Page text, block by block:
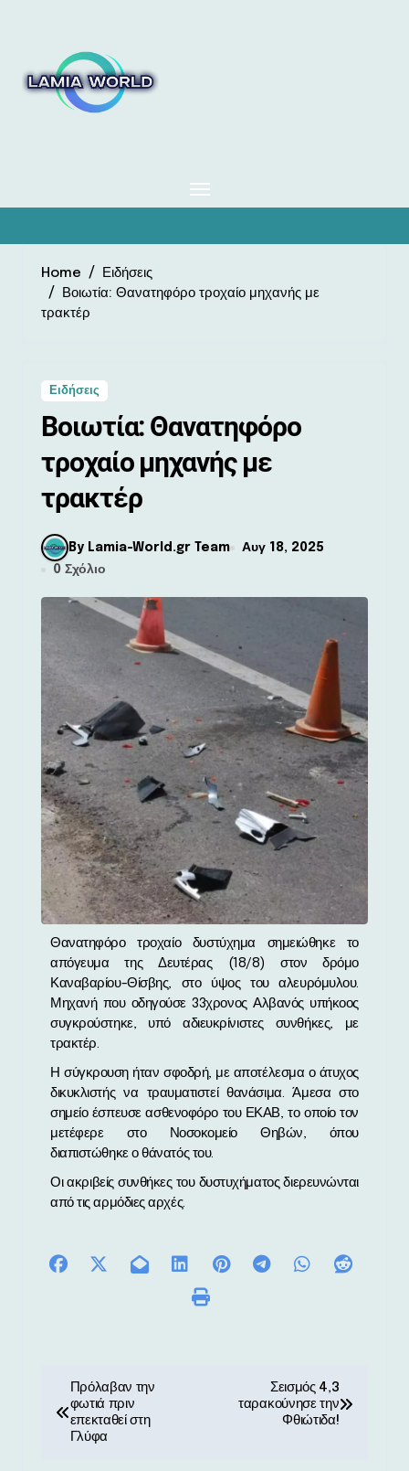
Home
Ειδήσεις
Βοιωτία: Θανατηφόρο τροχαίο μηχανής με
τρακτέρ
Ειδήσεις
Βοιωτία: Θανατηφόρο
τροχαίο μηχανής με
τρακτέρ
By Lamia-World.gr Team
Αυγ 18, 2025
0 Σχόλιο
Θανατηφόρο τροχαίο δυστύχημα σημειώθηκε το
απόγευμα της Δευτέρας (18/8) στον δρόμο
Καναβαρίου-Θίσβης, στο ύψος του αλευρόμυλου.
Μηχανή που οδηγούσε 33χρονος Αλβανός υπήκοος
συγκρούστηκε, υπό αδιευκρίνιστες συνθήκες, με
τρακτέρ.
Η σύγκρουση ήταν σφοδρή, με αποτέλεσμα ο άτυχος
δικυκλιστής να τραυματιστεί θανάσιμα. Άμεσα στο
σημείο έσπευσε ασθενοφόρο του ΕΚΑΒ, το οποίο τον
μετέφερε στο Νοσοκομείο Θηβών, όπου
διαπιστώθηκε ο θάνατός του.
Οι ακριβείς συνθήκες του δυστυχήματος διερευνώνται
από τις αρμόδιες αρχές.
Πρόλαβαν την
φωτιά πριν
επεκταθεί στη
Γλύφα
Σεισμός 4,3
ταρακούνησε την
Φθιώτιδα!